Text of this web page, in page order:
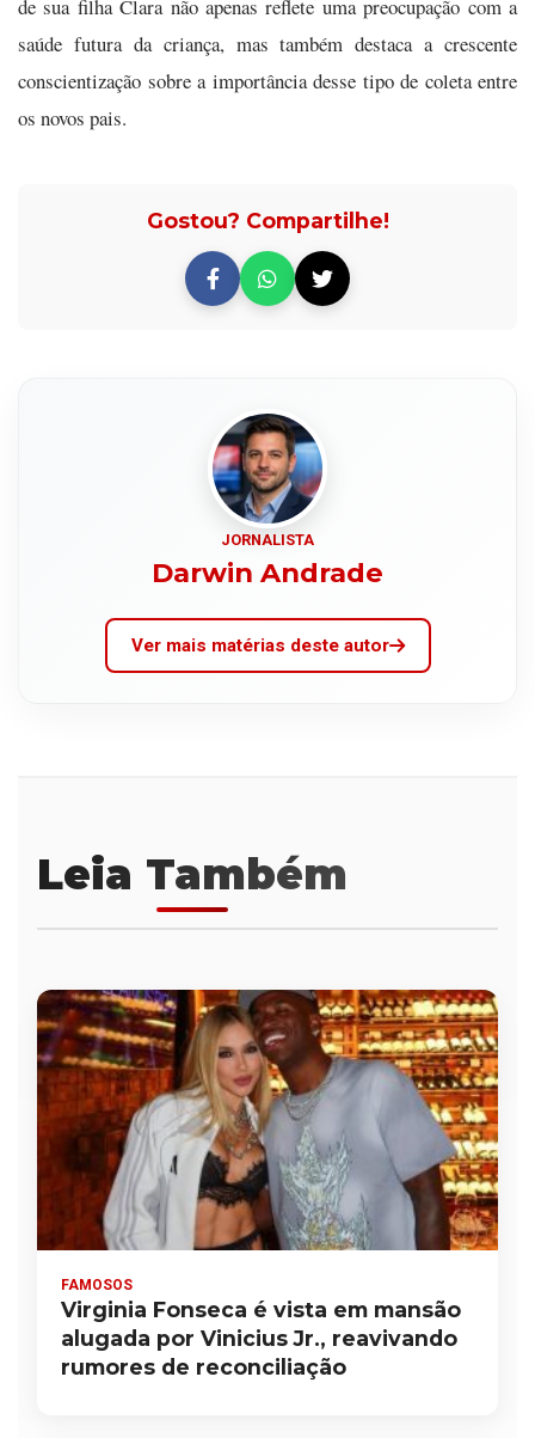
de sua filha Clara não apenas reflete uma preocupação com a
saúde futura da criança, mas também destaca a crescente
conscientização sobre a importância desse tipo de coleta entre
os novos pais.
Gostou? Compartilhe!
JORNALISTA
Darwin Andrade
Ver mais matérias deste autor
Leia Também
FAMOSOS
Virginia Fonseca é vista em mansão
alugada por Vinicius Jr., reavivando
rumores de reconciliação